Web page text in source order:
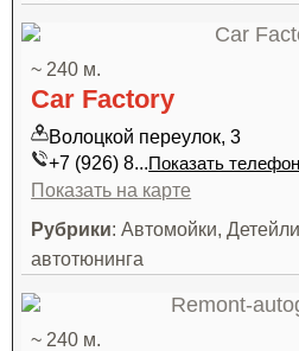
~ 240 м.
Car Factory
Волоцкой переулок, 3
+7 (926) 8...Показать телефон
Показать на карте
Рубрики: Автомойки,
автотюнинга
~ 240 м.